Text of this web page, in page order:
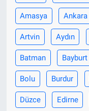
Amasya Ankara
Artvin Aydın
Batman Bayburt
Bolu Burdur
Düzce Edirne